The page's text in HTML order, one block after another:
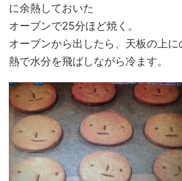
に余熱しておいた
オーブンで25分ほど焼く。
オーブンから出したら、天板の上に
熱で水分を飛ばしながら冷ます。